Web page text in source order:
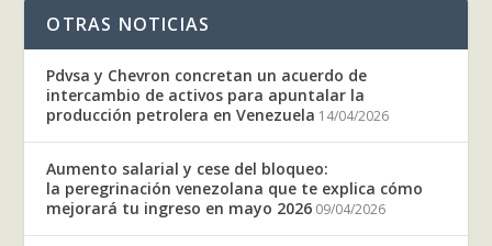
OTRAS NOTICIAS
Pdvsa y Chevron concretan un acuerdo de
intercambio de activos para apuntalar la
producción petrolera en Venezuela 14/04/2026
Aumento salarial y cese del bloqueo:
la peregrinación venezolana que te explica cómo
mejorará tu ingreso en mayo 2026 09/04/2026